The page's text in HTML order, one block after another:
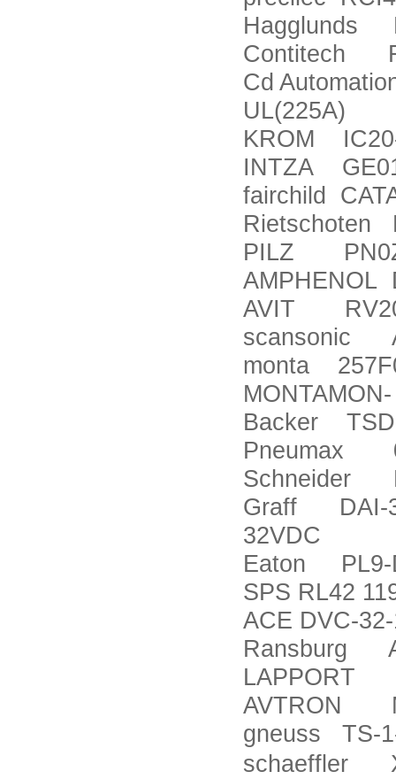
Hagglunds
Contitech
Cd
UL(225A)
KROM
INTZA
fairchild
Rietschoten
PILZ
AMPHENOL
AVIT RV20
scansonic
monta
Backer
Pneumax
Schneider
Graff DAI-
32VDC
Eaton PL9-
SPS RL42
ACE DVC-
Ransburg
LAPPORT
AVTRON
gneuss TS-
schaeffler